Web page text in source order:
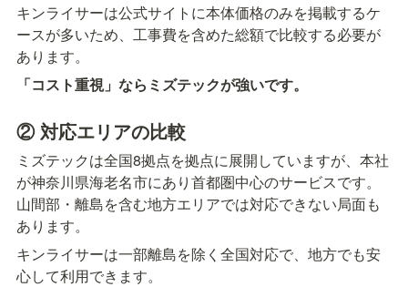
キンライサーは公式サイトに本体価格のみを掲載するケ
ースが多いため、工事費を含めた総額で比較する必要が
あります。
「コスト重視」ならミズテックが強いです。
② 対応エリアの比較
ミズテックは全国8拠点を拠点に展開していますが、本社
が神奈川県海老名市にあり首都圏中心のサービスです。
山間部・離島を含む地方エリアでは対応できない局面も
あります。
キンライサーは一部離島を除く全国対応で、地方でも安
心して利用できます。